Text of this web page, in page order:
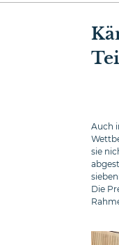
Auch
sie
Die